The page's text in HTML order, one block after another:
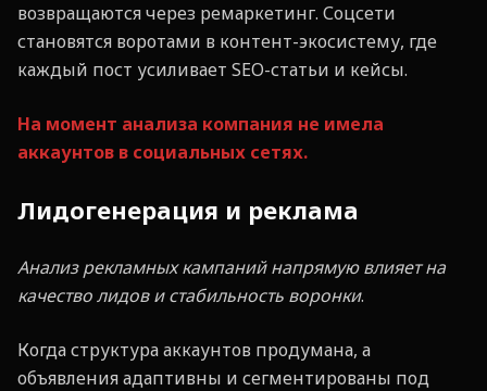
возвращаются через ремаркетинг. Соцсети
становятся воротами в контент-экосистему, где
каждый пост усиливает SEO-статьи и кейсы.
На момент анализа компания не имела
аккаунтов в социальных сетях.
Лидогенерация и реклама
Анализ рекламных кампаний напрямую влияет на
качество лидов и стабильность воронки.
Когда структура аккаунтов продумана, а
объявления адаптивны и сегментированы под